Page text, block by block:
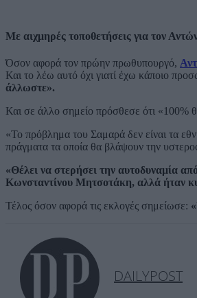
Με αιχμηρές τοποθετήσεις για τον
Όσον αφορά τον πρώην πρωθυπουργό,
Και το λέω αυτό όχι γιατί έχω κάποιο
άλλωστε».
Και σε άλλο σημείο πρόσθεσε ότι «100%
«Το πρόβλημα του Σαμαρά δεν είναι τα
πράγματα τα οποία θα βλάψουν την
«Θέλει να στερήσει την αυτοδυναμία
Κωνσταντίνου Μητσοτάκη, αλλά ήταν
Τέλος όσον αφορά τις εκλογές σημείωσε:
DAILYPOST